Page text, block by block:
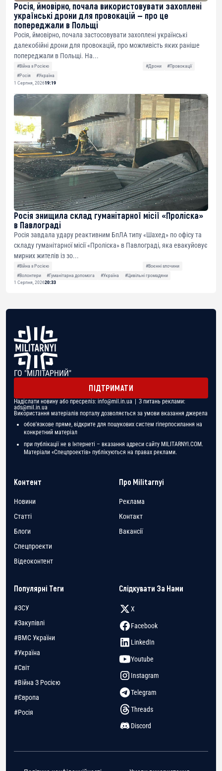
Росія, ймовірно, почала використовувати захоплені
українські дрони для провокацій — про це
попереджали в Польщі
Росія, ймовірно, почала застосовувати захоплені українські
далекобійні дрони для провокацій, про можливість яких раніше
попереджали в Польщі. На...
#Війна з Росією #Дрони
#Провокації
#Росія
#Україна
1 Серпня, 202619:19
Росія знищила склад гуманітарної місії «Проліска»
в Павлограді
Росія завдала удару реактивним БпЛА типу «Шахед» по офісу та
складу гуманітарної місії «Проліска» в Павлограді, яка евакуйовує
мирних жителів із зо...
#Війна з Росією
#Воєнні злочини
#Волонтери
#Гуманітарна допомога #Україна
#Цивільні громадяни
1 Серпня, 202620:33
ГО "МІЛІТАРНИЙ"
ПІДТРИМАТИ
Надіслати новину або пресреліз: info@mil.in.ua | З питань реклами:
ads@mil.in.ua
Використання матеріалів порталу дозволяється за умови вказання джерела
обов'язкове пряме, відкрите для пошукових систем гіперпосилання на
конкретний матеріал
при публікації не в Інтернеті – вказання адреси сайту MILITARNYI.COM.
Матеріали «Спецпроектів» публікуються на правах реклами.
Контент
Новини
Статті
Блоги
Спецпроекти
Відеоконтент
Про Militarnyi
Реклама
Контакт
Вакансії
Популярні Теги
#ЗСУ
#Закупівлі
#ВМС України
#Україна
#Світ
#Війна З Росією
#Європа
#Росія
Слідкувати За Нами
X
Facebook
LinkedIn
Youtube
Instagram
Telegram
Threads
Discord